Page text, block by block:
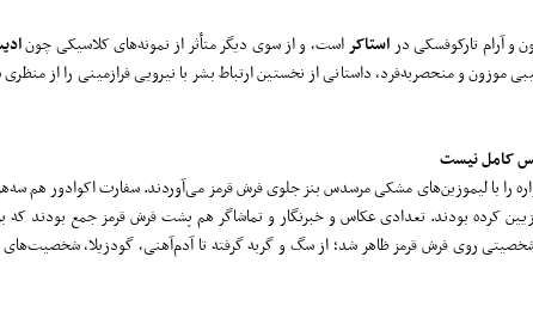
و آرام تارکوفسکی در استاکر است، و از سوی دیگر متأثر از نمونه‌های کلاسیکی چون
و منحصربه‌فرد، داستانی از نخستین ارتباط بشر با نیرویی فرازمینی را از منظری
کامل نیست
را با لیموزین‌های مشکی مرسدس بنز جلوی فرش قرمز می‌آوردند. سفارت اکوادور هم
کرده بودند. تعدادی عکاس و خبرنگار و تماشاگر هم پشت فرش قرمز جمع بودند
روی فرش قرمز ظاهر شد؛ از سگ و گربه گرفته تا آدم‌آهنی، گودزیلا،